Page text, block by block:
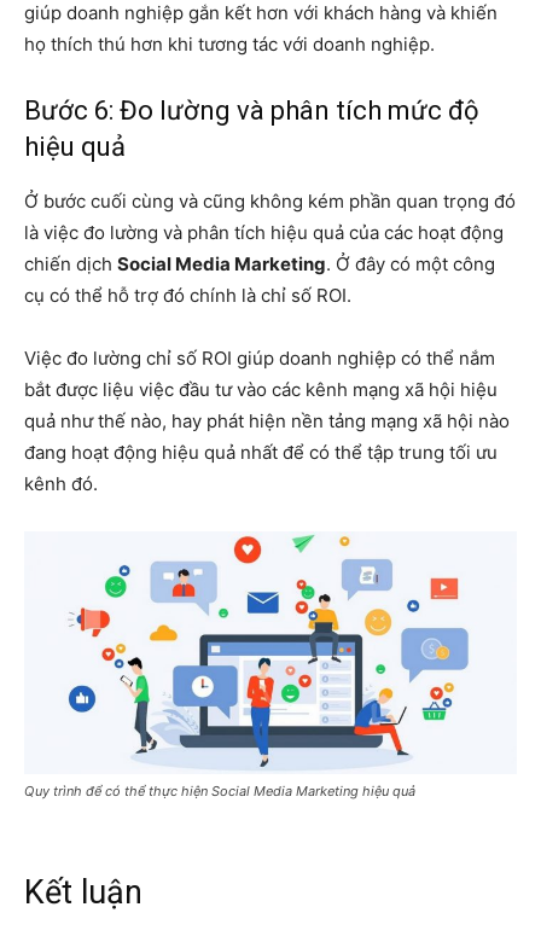
giúp doanh nghiệp gắn kết hơn với khách hàng và khiến
họ thích thú hơn khi tương tác với doanh nghiệp.
Bước 6: Đo lường và phân tích mức độ
hiệu quả
Ở bước cuối cùng và cũng không kém phần quan trọng đó
là việc đo lường và phân tích hiệu quả của các hoạt động
chiến dịch Social Media Marketing. Ở đây có một công
cụ có thể hỗ trợ đó chính là chỉ số ROI.
Việc đo lường chỉ số ROI giúp doanh nghiệp có thể nắm
bắt được liệu việc đầu tư vào các kênh mạng xã hội hiệu
quả như thế nào, hay phát hiện nền tảng mạng xã hội nào
đang hoạt động hiệu quả nhất để có thể tập trung tối ưu
kênh đó.
Quy trình để có thể thực hiện Social Media Marketing hiệu quả
Kết luận